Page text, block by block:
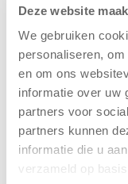
Deze website
We gebruiken
personaliseren,
en om ons
informatie over uw
partners voor
partners kunnen
informatie die u
verzameld op
Kinderen
De
trainen
voor Kids
Mini 4 Mijl
7 augustus